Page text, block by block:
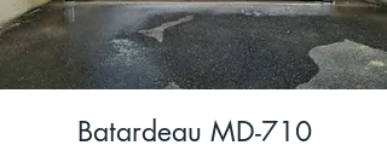
Batardeau MD-710